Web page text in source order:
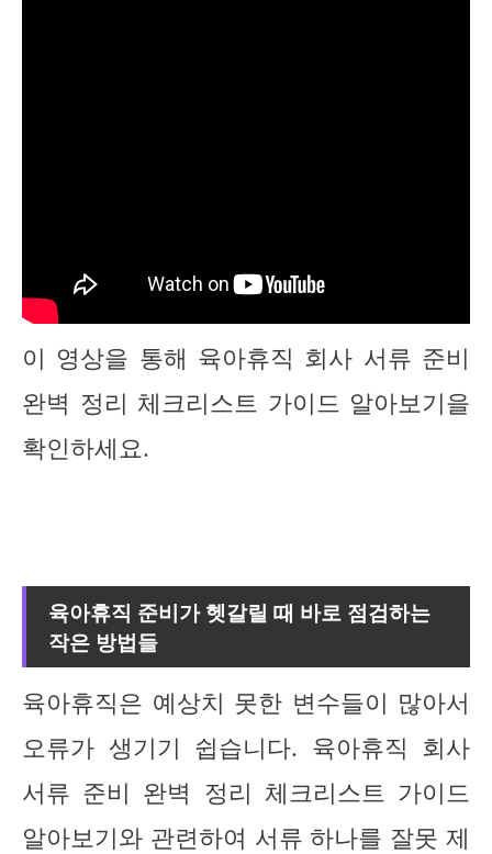
이 영상을 통해 육아휴직 회사 서류 준비
완벽 정리 체크리스트 가이드 알아보기을
확인하세요.
육아휴직 준비가 헷갈릴 때 바로 점검하는
작은 방법들
육아휴직은 예상치 못한 변수들이 많아서
오류가 생기기 쉽습니다. 육아휴직 회사
서류 준비 완벽 정리 체크리스트 가이드
알아보기와 관련하여 서류 하나를 잘못 제